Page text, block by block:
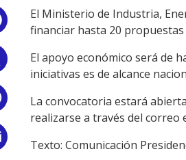
Facebook
WhatsApp
Email
El Ministerio de Industria,
financiar hasta 20
El apoyo económico será de
iniciativas es de alcance
La convocatoria estará
realizarse a través del correo
Texto: Comunicación